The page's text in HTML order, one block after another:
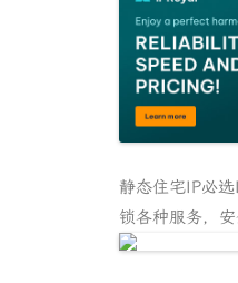
静态住宅IP必
锁各种服务，安